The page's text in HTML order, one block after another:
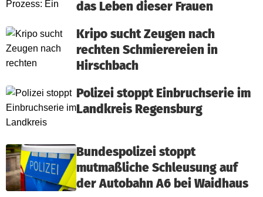
das Leben dieser Frauen
Kripo sucht Zeugen nach
rechten Schmierereien in
Hirschbach
Polizei stoppt Einbruchserie im
Landkreis Regensburg
Bundespolizei stoppt
mutmaßliche Schleusung auf
der Autobahn A6 bei Waidhaus